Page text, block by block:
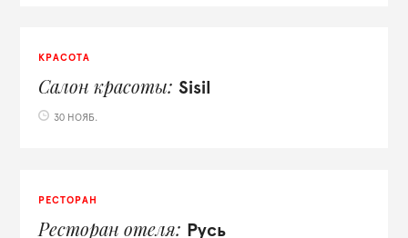
КРАСОТА
Салон красоты Sisil
30 НОЯБ.
РЕСТОРАН
Ресторан отеля Русь